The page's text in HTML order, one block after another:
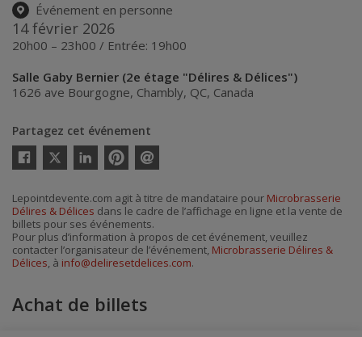
Événement en personne
14 février 2026
20h00 – 23h00 / Entrée: 19h00
Salle Gaby Bernier (2e étage "Délires & Délices")
1626 ave Bourgogne, Chambly, QC, Canada
Partagez cet événement
Twitter
courriel
Lepointdevente.com agit à titre de mandataire pour Microbrasserie
Délires & Délices dans le cadre de l’affichage en ligne et la vente de
billets pour ses événements.
Pour plus d’information à propos de cet événement, veuillez
contacter l’organisateur de l’événement, Microbrasserie Délires &
Délices, à info@deliresetdelices.com.
Achat de billets